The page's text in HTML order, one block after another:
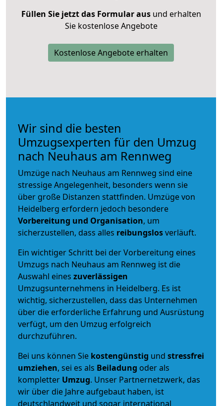
Füllen Sie jetzt das Formular ausund erhalten
Sie kostenlose Angebote
Kostenlose Angebote erhalten
Wir sind die besten
Umzugsexperten für den Umzug
nach Neuhaus am Rennweg
Umzüge nach Neuhaus am Rennweg sind eine
stressige Angelegenheit, besonders wenn sie
über große Distanzen stattfinden. Umzüge von
Heidelberg erfordern jedoch besondere
Vorbereitung und Organisation, um
sicherzustellen, dass alles reibungslosverläuft.
Ein wichtiger Schritt bei der Vorbereitung eines
Umzugs nach Neuhaus am Rennweg ist die
Auswahl eines zuverlässigen
Umzugsunternehmens in Heidelberg. Es ist
wichtig, sicherzustellen, dass das Unternehmen
über die erforderliche Erfahrung und Ausrüstung
verfügt, um den Umzug erfolgreich
durchzuführen.
Bei uns können Sie kostengünstig und stressfrei
umziehen, sei es als Beiladung oder als
kompletter Umzug. Unser Partnernetzwerk, das
wir über die Jahre aufgebaut haben, ist
deutschlandweit und sogar international